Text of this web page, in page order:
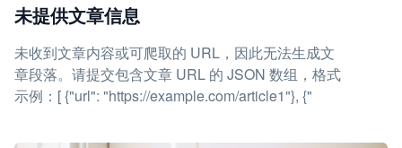
未提供文章信息
未收到文章内容或可爬取的 URL，因此无法生成文
章段落。请提交包含文章 URL 的 JSON 数组，格式
示例：[ {"url": "https://example.com/article1"}, {"